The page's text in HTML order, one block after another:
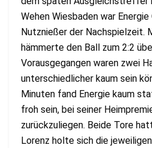
Wehen Wiesbaden war
Nutznießer der Nachspielzeit.
hämmerte den Ball zum 2:2
Vorausgegangen waren zwei
unterschiedlicher kaum sein
Minuten fand Energie kaum
froh sein, bei seiner
zurückzuliegen. Beide Tore
Lorenz holte sich die